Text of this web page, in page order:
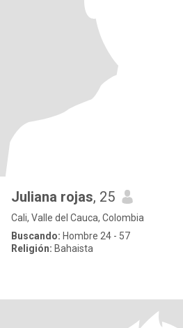
Juliana rojas, 25
Cali, Valle del Cauca, Colombia
Buscando: Hombre 24 - 57
Religión: Bahaista